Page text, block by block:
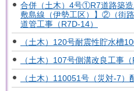
合併（土木）4号①R7道路築
敷島線（伊勢工区）】②（街
道管工事（R7D-14）
（土木）120号耐震性貯水槽
（土木）107号側溝改良工事（
（土木）110051号（災対-7）